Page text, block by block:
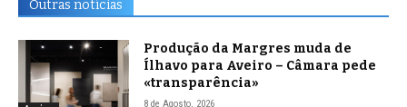
Outras notícias
Produção da Margres muda de
Ílhavo para Aveiro – Câmara pede
«transparência»
8 de Agosto, 2026